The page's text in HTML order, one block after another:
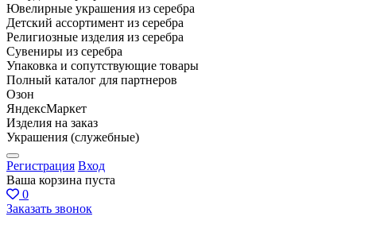
Ювелирные украшения из серебра
Детский ассортимент из серебра
Религиозные изделия из серебра
Сувениры из серебра
Упаковка и сопутствующие товары
Полный каталог для партнеров
Озон
ЯндексМаркет
Изделия на заказ
Украшения (служебные)
Регистрация Вход
Ваша корзина пуста
0
Заказать звонок